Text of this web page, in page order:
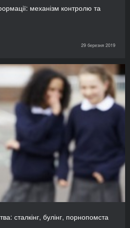
механізм контролю та
29 березня 2019
сталкінг, булінг, порнопомста